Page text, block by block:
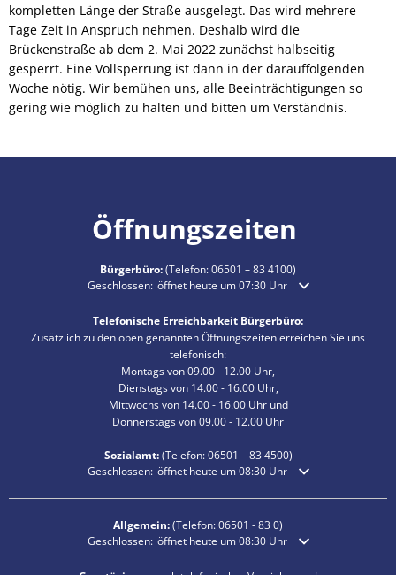
kompletten Länge der Straße ausgelegt. Das wird mehrere
Tage Zeit in Anspruch nehmen. Deshalb wird die
Brückenstraße ab dem 2. Mai 2022 zunächst halbseitig
gesperrt. Eine Vollsperrung ist dann in der darauffolgenden
Woche nötig. Wir bemühen uns, alle Beeinträchtigungen so
gering wie möglich zu halten und bitten um Verständnis.
Öffnungszeiten
Bürgerbüro:(Telefon:06501 – 83 4100)
Klicken, um weitere Öffnungs- oder Schließzeiten
Geschlossen: öffnet heute um 07:30 Uhr
Telefonische Erreichbarkeit Bürgerbüro:
Zusätzlich zu den oben genannten Öffnungszeiten erreichen Sie uns
telefonisch:
Montags von 09.00 - 12.00 Uhr,
Dienstags von 14.00 - 16.00 Uhr,
Mittwochs von 14.00 - 16.00 Uhr und
Donnerstags von 09.00 - 12.00 Uhr
Sozialamt:(Telefon:06501 – 834500)
Klicken, um weitere Öffnungs- oder Schließzeiten
Geschlossen: öffnet heute um 08:30 Uhr
Allgemein:(Telefon:06501 - 83 0)
Klicken, um weitere Öffnungs- oder Schließzeiten
Geschlossen: öffnet heute um 08:30 Uhr